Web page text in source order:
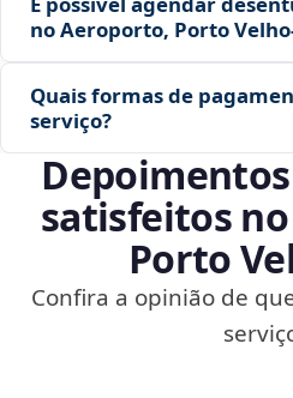
no Aeroporto, Porto
Quais formas de
serviço?
satisfeitos
Porto
Confira a opinião de